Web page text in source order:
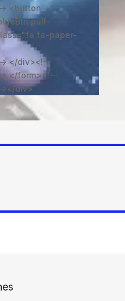
> <button
pull-
fa-paper-
> </div><!--
> </form><!--
></div>